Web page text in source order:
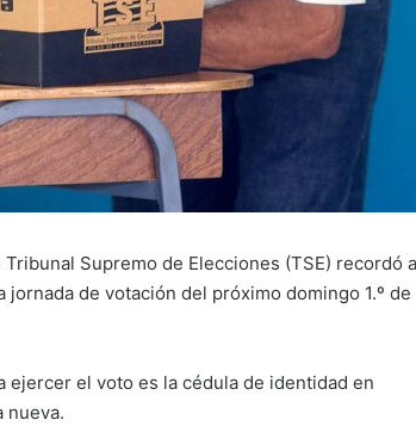
Supremo de Elecciones (TSE) recordó a
de votación del próximo domingo 1.º de
ejercer el voto es la cédula de identidad en
nueva.